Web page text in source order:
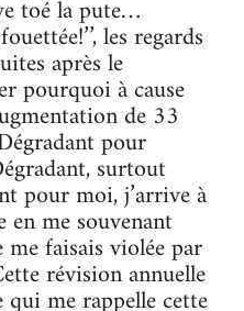
toé la pute…
les regards
après le
pourquoi à cause
de 33
pour
surtout
pour moi, j’arrive à
en me souvenant
faisais violée par
révision annuelle
qui me rappelle cette